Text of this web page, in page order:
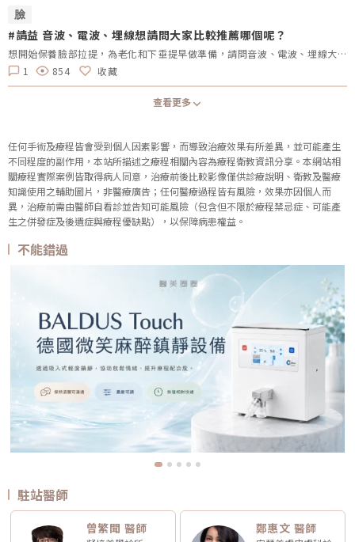
臉
#請益 音波、電波、埋線想請問大家比較推薦哪個呢？
想開始保養臉部拉提，為老化和下垂提早做準備，請問音波、電波、埋線大家比較推薦哪個項目呢？
1
854 收藏
查看更多
任何手術及療程皆會受到個人因素影響，而導致治療效果有所差異，並可能產生
不同程度的副作用，本站所描述之療程相關內容為療程衛教資訊分享。本網站相
關療程實際案例皆取得病人同意，治療前後比較影像僅供診療說明、衛教及醫療
知識使用之輔助圖片，非醫療廣告；任何醫療過程皆有風險，效果亦因個人而
異，治療前需由醫師自看診並告知可能風險（包含但不限於療程禁忌症、可能產
生之併發症及後遺症與療程優缺點），以保障病患權益。
不能錯過
駐站醫師
曾繁聞 醫師 鄭惠文 醫師